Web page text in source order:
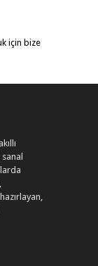
için bize